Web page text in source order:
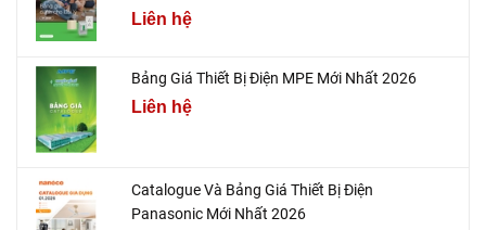
Liên hệ
Bảng Giá Thiết Bị Điện MPE Mới Nhất 2026
Liên hệ
Catalogue Và Bảng Giá Thiết Bị Điện
Panasonic Mới Nhất 2026